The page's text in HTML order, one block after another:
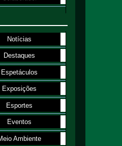
Notícias
Destaques
Espetáculos
Exposições
Esportes
Eventos
Ambiente